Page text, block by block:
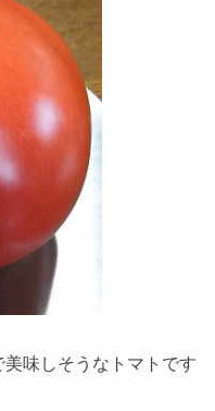
味しそうなトマトです